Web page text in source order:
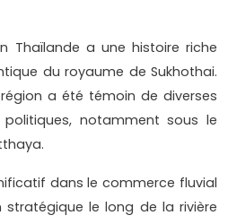
Thaïlande a une histoire riche
du royaume de Sukhothai.
a été témoin de diverses
notamment sous le
dans le commerce fluvial
le long de la rivière